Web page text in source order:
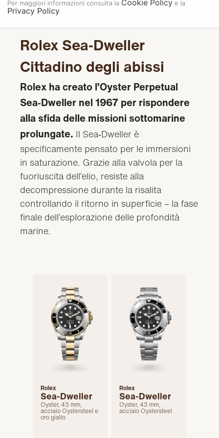
Rolex Sea‑Dweller
Cittadino degli abissi
Rolex ha creato l’Oyster Perpetual
Sea‑Dweller nel 1967 per rispondere
alla sfida delle missioni sottomarine
prolungate. Il Sea‑Dweller è
specificamente pensato per le immersioni
in saturazione. Grazie alla valvola per la
fuoriuscita dell’elio, resiste alla
decompressione durante la risalita
controllando il ritorno in superficie – la fase
finale dell’esplorazione delle profondità
marine.
Rolex
Sea-Dweller
Oyster, 43 mm,
acciaio Oystersteel e
oro giallo
Rolex
Sea-Dweller
Oyster, 43 mm,
acciaio Oystersteel
Per maggiori informazioni consulta la Cookie Policy e la
Privacy Policy